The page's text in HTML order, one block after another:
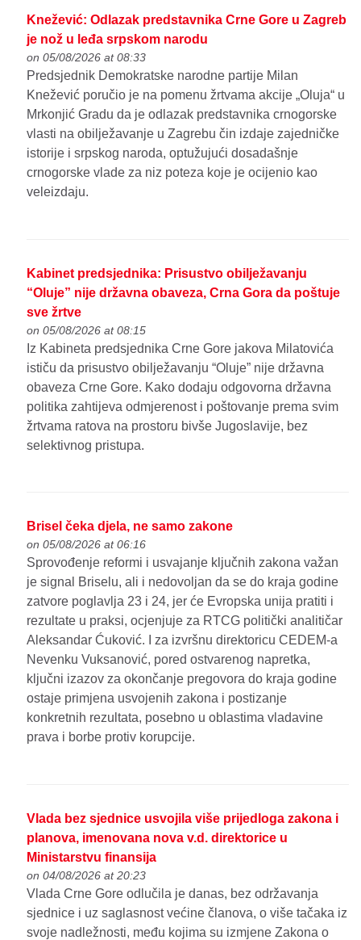
Knežević: Odlazak predstavnika Crne Gore u Zagreb
je nož u leđa srpskom narodu
on 05/08/2026 at 08:33
Predsjednik Demokratske narodne partije Milan
Knežević poručio je na pomenu žrtvama akcije „Oluja“ u
Mrkonjić Gradu da je odlazak predstavnika crnogorske
vlasti na obilježavanje u Zagrebu čin izdaje zajedničke
istorije i srpskog naroda, optužujući dosadašnje
crnogorske vlade za niz poteza koje je ocijenio kao
veleizdaju.
Kabinet predsjednika: Prisustvo obilježavanju
“Oluje” nije državna obaveza, Crna Gora da poštuje
sve žrtve
on 05/08/2026 at 08:15
Iz Kabineta predsjednika Crne Gore jakova Milatovića
ističu da prisustvo obilježavanju “Oluje” nije državna
obaveza Crne Gore. Kako dodaju odgovorna državna
politika zahtijeva odmjerenost i poštovanje prema svim
žrtvama ratova na prostoru bivše Jugoslavije, bez
selektivnog pristupa.
Brisel čeka djela, ne samo zakone
on 05/08/2026 at 06:16
Sprovođenje reformi i usvajanje ključnih zakona važan
je signal Briselu, ali i nedovoljan da se do kraja godine
zatvore poglavlja 23 i 24, jer će Evropska unija pratiti i
rezultate u praksi, ocjenjuje za RTCG politički analitičar
Aleksandar Ćuković. I za izvršnu direktoricu CEDEM-a
Nevenku Vuksanović, pored ostvarenog napretka,
ključni izazov za okončanje pregovora do kraja godine
ostaje primjena usvojenih zakona i postizanje
konkretnih rezultata, posebno u oblastima vladavine
prava i borbe protiv korupcije.
Vlada bez sjednice usvojila više prijedloga zakona i
planova, imenovana nova v.d. direktorice u
Ministarstvu finansija
on 04/08/2026 at 20:23
Vlada Crne Gore odlučila je danas, bez održavanja
sjednice i uz saglasnost većine članova, o više tačaka iz
svoje nadležnosti, među kojima su izmjene Zakona o